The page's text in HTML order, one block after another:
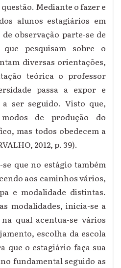
Mediante o fazer e
alunos estagiários em
observação parte-se de
pesquisam sobre o
diversas orientações,
teórica o professor
passa a expor e
ser seguido. Visto que,
de produção do
mas todos obedecem a
2012, p. 39).
que no estágio também
aos caminhos vários,
e modalidade distintas.
modalidades, inicia-se a
qual acentua-se vários
escolha da escola
que o estagiário faça sua
fundamental seguido as